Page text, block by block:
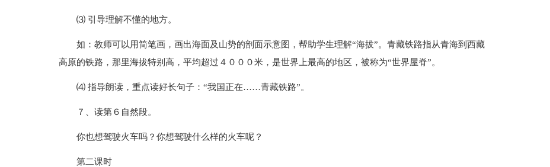
⑶ 引导理解不懂的地方。
如：教师可以用简笔画，画出海面及山势的剖面示意图，帮助学生理解“海拔”。青藏铁路指从青海到西藏
高原的铁路，那里海拔特别高，平均超过４０００米，是世界上最高的地区，被称为“世界屋脊”。
⑷ 指导朗读，重点读好长句子：“我国正在……青藏铁路”。
７、读第６自然段。
你也想驾驶火车吗？你想驾驶什么样的火车呢？
第二课时